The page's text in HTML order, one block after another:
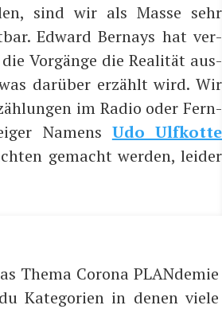
sind wir als Mas­se sehr
.EdwardBer­nays hat ver­
Vor­gän­ge die Rea­li­tät aus­
dar­über erzählt wird.Wir
im Radio oder Fern­
Namens Udo Ulfkot­te
gemacht wer­den, lei­der
Thema Corona PLANdemie
Kategorien in denen viele